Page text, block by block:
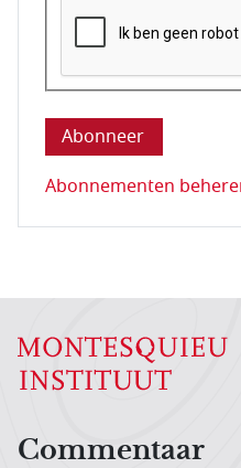
Deze vraag is om te
Abonnementen
Commentaar